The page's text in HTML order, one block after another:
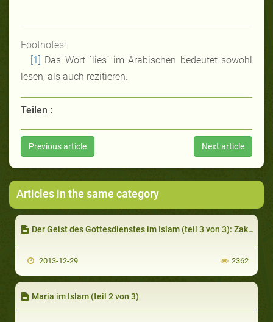
Footnotes:
[1] Das Wort ´lies´ im Arabischen bedeutet sowohl
lesen, als auch rezitieren.
Teilen :
Previous article Next article
Articles in the same category
Der Geist des Gottesdienstes im Islam (teil 3 von 3): Zakah and Hağğ
2013-12-29 2362
Maria im Islam (teil 2 von 3)